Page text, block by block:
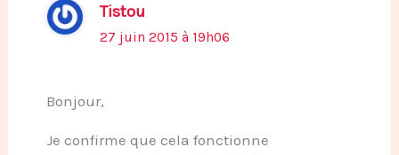
Tistou
27 juin 2015 à 19h06
Bonjour,
Je confirme que cela fonctionne